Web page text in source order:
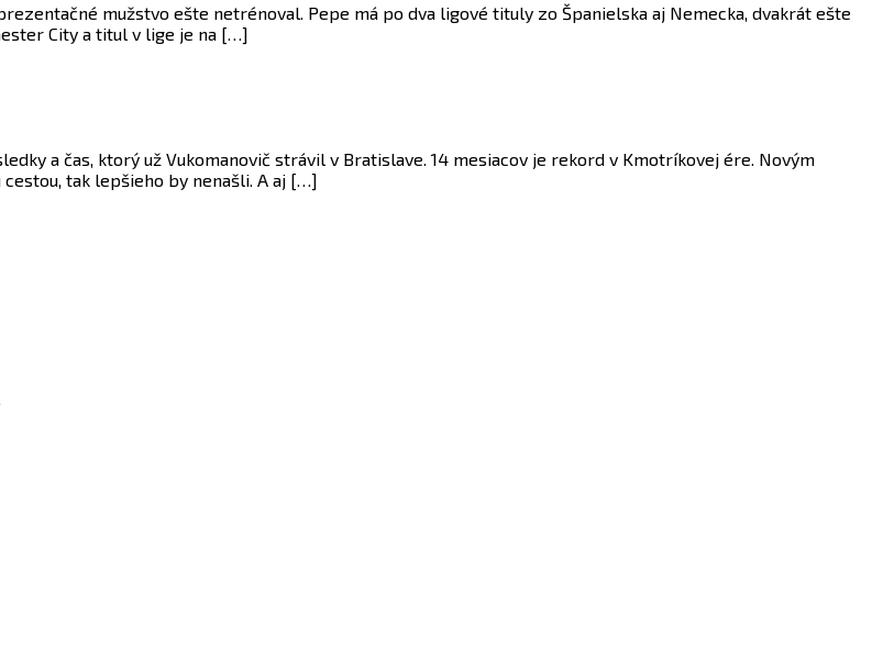
mužstvo ešte netrénoval. Pepe má po dva ligové tituly zo Španielska aj Nemecka, dvakrát ešte
City a titul v lige je na […]
a čas, ktorý už Vukomanovič strávil v Bratislave. 14 mesiacov je rekord v Kmotríkovej ére. Novým
tak lepšieho by nenašli. A aj […]